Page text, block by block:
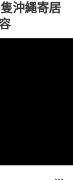
沖繩寄居